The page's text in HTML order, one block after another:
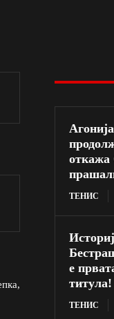
откажа
ТЕНИС
е
титула!
ТЕНИС